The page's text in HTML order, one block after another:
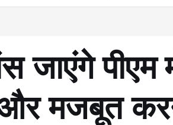
जाएंगे पीएम
मजबूत